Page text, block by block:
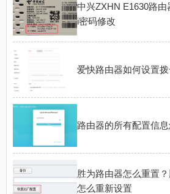
中兴ZXHN E1630路
i密码修改
爱快路由器如何设置拨
路由器的所有配置信息
胜为路由器怎么重置
怎么重新设置